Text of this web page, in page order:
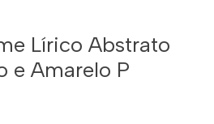
Lírico Abstrato
e Amarelo P